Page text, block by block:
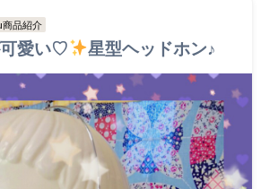
品紹介
愛い♡ 星型ヘッドホン♪